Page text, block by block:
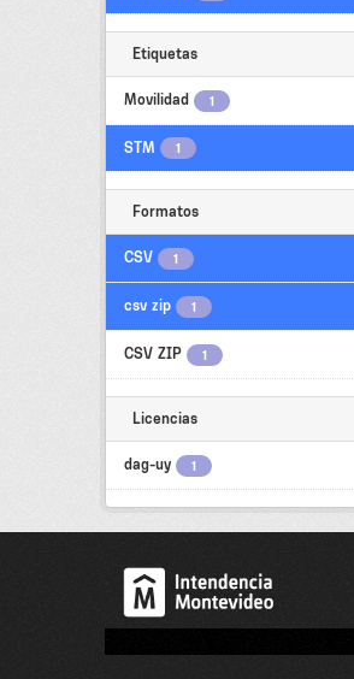
Etiquetas
Movilidad 1
STM 1
Formatos
CSV 1
csv zip 1
CSV ZIP 1
Licencias
dag-uy 1